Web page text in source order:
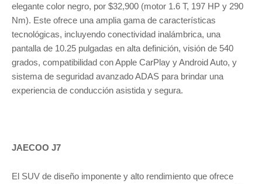
elegante color negro, por $32,900 (motor 1.6 T, 197 HP y 290
Nm). Este ofrece una amplia gama de características
tecnológicas, incluyendo conectividad inalámbrica, una
pantalla de 10.25 pulgadas en alta definición, visión de 540
grados, compatibilidad con Apple CarPlay y Android Auto, y
sistema de seguridad avanzado ADAS para brindar una
experiencia de conducción asistida y segura.
JAECOO J7
El SUV de diseño imponente y alto rendimiento que ofrece